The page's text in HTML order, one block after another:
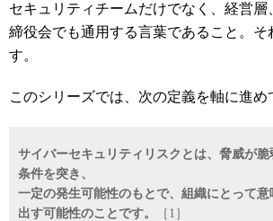
セキュリティチームだけでなく、経営層
締役会でも通用する言葉であること。そ
す。
このシリーズでは、次の定義を軸に進め
サイバーセキュリティリスクとは、脅威が
条件を突き、
一定の発生可能性のもとで、組織にとって
出す可能性のことです。
［1］